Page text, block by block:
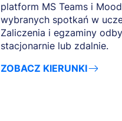
platform MS Teams i
wybranych spotkań w
Zaliczenia i egzaminy
stacjonarnie lub zdalnie.
ZOBACZ KIERUNKI